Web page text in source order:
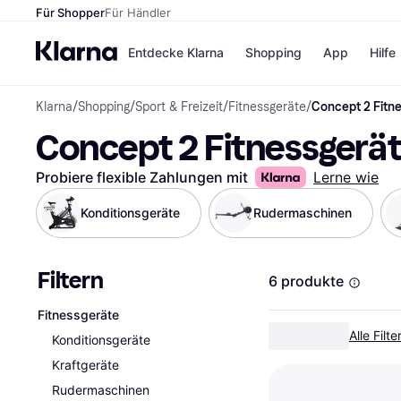
Für ShopperFür Händler
Entdecke Klarna
Zahlungsmethoden
Zahlungsmethoden
Sofort bezahlen
Bezahle in 3
Teilzahlungen
Bezahle in bis zu 30
Tagen
Ratenzahlung
Shopping
Shops
eBay
Temu
SHEIN
Alle Shops
App Hilfe
Klarna/Shopping/Sport & Freizeit/Fitnessgeräte/Concept 2
Concept 2
Probiere flexible Zahlungen mit Lerne wie
Konditionsgeräte Rudermaschinen
Filtern
Fitnessgeräte
Konditionsgeräte
Kraftgeräte
Rudermaschinen
6 produkte
Alle